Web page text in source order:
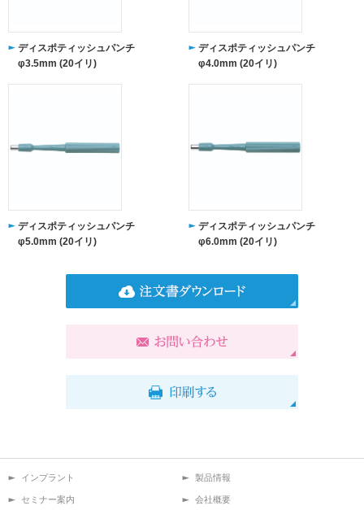
ディスポティッシュパンチ
φ3.5mm (20イリ)
ディスポティッシュパンチ
φ4.0mm (20イリ)
ディスポティッシュパンチ
φ5.0mm (20イリ)
ディスポティッシュパンチ
φ6.0mm (20イリ)
インプラント 製品情報
セミナー案内 会社概要